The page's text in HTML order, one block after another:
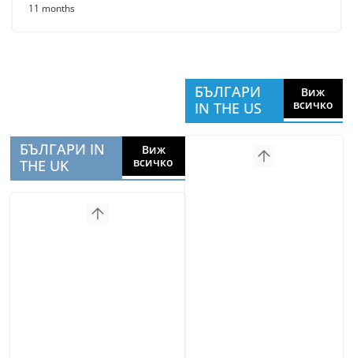
11 months
БЪЛГАРИ IN
THE UK
Виж
всичко
БЪЛГАРИ
IN THE US
Виж
всичко